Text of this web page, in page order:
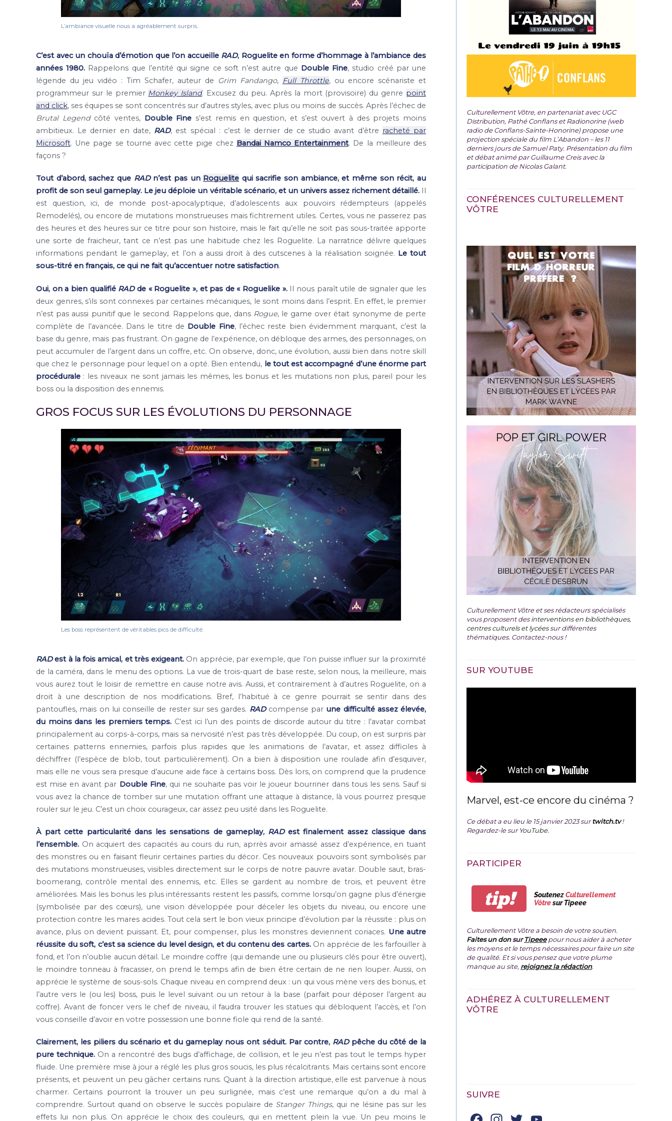
L’ambiance visuelle nous a agréablement surpris.
C’est avec un chouïa d’émotion que l’on accueille RAD, Roguelite en forme d’hommage à l’ambiance des
années 1980. Rappelons que l’entité qui signe ce soft n’est autre que Double Fine, studio créé par une
légende du jeu vidéo : Tim Schafer, auteur de
Grim Fandango, Full Throttle, ou encore scénariste et
programmeur sur le premier Monkey Island. Excusez du peu. Après la mort (provisoire) du genre point
and click, ses équipes se sont concentrés sur d’autres styles, avec plus ou moins de succès. Après l’échec de
Brutal Legend côté ventes, Double Fine s’est remis en question, et s’est ouvert à des projets moins
ambitieux. Le dernier en date, RAD, est spécial : c’est le dernier de ce studio avant d’être racheté par
Microsoft. Une page se tourne avec cette pige chez Bandai Namco Entertainment. De la meilleure des
façons ?
Tout d’abord, sachez que RADn’est pas un Roguelite qui sacrifie son ambiance, et même son récit, au
profit de son seul gameplay. Le jeu déploie un véritable scénario, et un univers assez richement détaillé.Il
est question, ici, de monde post-apocalyptique, d’adolescents aux pouvoirs rédempteurs (appelés
Remodelés), ou encore de mutations monstrueuses mais fichtrement utiles. Certes, vous ne passerez pas
des heures et des heures sur ce titre pour son histoire, mais le fait qu’elle ne soit pas sous-traitée apporte
une sorte de fraicheur, tant ce n’est pas une habitude chez les Roguelite. La narratrice délivre quelques
informations pendant le gameplay, et l’on a aussi droit à des cutscenes à la réalisation soignée. Le tout
sous-titré en français, ce qui ne fait qu’accentuer notre satisfaction.
Oui, on a bien qualifié RADde « Roguelite », et pas de « Roguelike ».Il nous paraît utile de signaler que les
deux genres, s’ils sont connexes par certaines mécaniques, le sont moins dans l’esprit. En effet, le premier
n’est pas aussi punitif que le second. Rappelons que, dans Rogue, le game over était synonyme de perte
complète de l’avancée. Dans le titre de Double Fine, l’échec reste bien évidemment marquant, c’est la
base du genre, mais pas frustrant. On gagne de l’expérience, on débloque des armes, des personnages, on
peut accumuler de l’argent dans un coffre, etc. On observe, donc, une évolution, aussi bien dans notre skill
que chez le personnage pour lequel on a opté. Bien entendu, le tout est accompagné d’une énorme part
procédurale : les niveaux ne sont jamais les mêmes, les bonus et les mutations non plus, pareil pour les
boss ou la disposition des ennemis.
GROS FOCUS SUR LES ÉVOLUTIONS DU PERSONNAGE
Les boss représentent de véritables pics de difficulté.
RADest à la fois amical, et très exigeant. On apprécie, par exemple, que l’on puisse influer sur la proximité
de la caméra, dans le menu des options. La vue de trois-quart de base reste, selon nous, la meilleure, mais
vous aurez tout le loisir de remettre en cause notre avis. Aussi, et contrairement à d’autres Roguelite, on a
droit à une description de nos modifications. Bref, l’habitué à ce genre pourrait se sentir dans des
pantoufles, mais on lui conseille de rester sur ses gardes. RADcompense par une difficulté assez élevée,
du moins dans les premiers temps. C’est ici l’un des points de discorde autour du titre : l’avatar combat
principalement au corps-à-corps, mais sa nervosité n’est pas très développée. Du coup, on est surpris par
certaines patterns ennemies, parfois plus rapides que les animations de l’avatar, et assez difficiles à
déchiffrer (l’espèce de blob, tout particulièrement). On a bien à disposition une roulade afin d’esquiver,
mais elle ne vous sera presque d’aucune aide face à certains boss. Dès lors, on comprend que la prudence
est mise en avant par Double Fine, qui ne souhaite pas voir le joueur bourriner dans tous les sens. Sauf si
vous avez la chance de tomber sur une mutation offrant une attaque à distance, là vous pourrez presque
rouler sur le jeu. C’est un choix courageux, car assez peu usité dans les Roguelite.
À part cette particularité dans les sensations de gameplay, RADest finalement assez classique dans
l’ensemble. On acquiert des capacités au cours du run, aprrès avoir amassé assez d’expérience, en tuant
des monstres ou en faisant fleurir certaines parties du décor. Ces nouveaux pouvoirs sont symbolisés par
des mutations monstrueuses, visibles directement sur le corps de notre pauvre avatar. Double saut, bras-
boomerang, contrôle mental des ennemis, etc. Elles se gardent au nombre de trois, et peuvent être
améliorées. Mais les bonus les plus intéressants restent les passifs, comme lorsqu’on gagne plus d’énergie
(symbolisée par des cœurs), une vision développée pour déceler les objets du niveau, ou encore une
protection contre les mares acides. Tout cela sert le bon vieux principe d’évolution par la réussite : plus on
avance, plus on devient puissant. Et, pour compenser, plus les monstres deviennent coriaces. Une autre
réussite du soft, c’est sa science du level design, et du contenu des cartes.On apprécie de les farfouiller à
fond, et l’on n’oublie aucun détail. Le moindre coffre (qui demande une ou plusieurs clés pour être ouvert),
le moindre tonneau à fracasser, on prend le temps afin de bien être certain de ne rien louper. Aussi, on
apprécie le système de sous-sols. Chaque niveau en comprend deux : un qui vous mène vers des bonus, et
l’autre vers le (ou les) boss, puis le level suivant ou un retour à la base (parfait pour déposer l’argent au
coffre). Avant de foncer vers le chef de niveau, il faudra trouver les statues qui débloquent l’accès, et l’on
vous conseille d’avoir en votre possession une bonne fiole qui rend de la santé.
Clairement, les piliers du scénario et du gameplay nous ont séduit. Par contre, RADpêche du côté de la
pure technique. On a rencontré des bugs d’affichage, de collision, et le jeu n’est pas tout le temps hyper
fluide. Une première mise à jour a réglé les plus gros soucis, les plus récalcitrants. Mais certains sont encore
présents, et peuvent un peu gâcher certains runs. Quant à la direction artistique, elle est parvenue à nous
charmer. Certains pourront la trouver un peu surlignée, mais c’est une remarque qu’on a du mal à
comprendre. Surtout quand on observe le succès populaire de Stanger Things, qui ne lésine pas sur les
effets lui non plus. On apprécie le choix des couleurs, qui en mettent plein la vue. Un peu moins le
Culturellement Vôtre, en partenariat avec UGC
Distribution, Pathé Conflans et Radionorine (web
radio de Conflans-Sainte-Honorine) propose une
projection spéciale du film L’Abandon – les 11
derniers jours de Samuel Paty. Présentation du film
et débat animé par Guillaume Creis avec la
participation de Nicolas Galant.
CONFÉRENCES CULTURELLEMENT
VÔTRE
Culturellement Vôtre et ses rédacteurs spécialisés
vous proposent desinterventions en bibliothèques,
centres culturels et lycéessur différentes
thématiques. Contactez-nous !
SUR YOUTUBE
Marvel, est-ce encore du cinéma ?
Ce débat a eu lieu le 15 janvier 2023 surtwitch.tv !
Regardez-le surYouTube.
PARTICIPER
tip! SoutenezCulturellement
Vôtresur Tipeee
Culturellement Vôtre a besoin de votre soutien.
Faites un donsurTipeeepour nous aider à acheter
les moyens et le temps nécessaires pour faire un site
de qualité. Et si vous pensez que votre plume
manque au site, rejoignez la rédaction.
ADHÉREZ À CULTURELLEMENT
VÔTRE
SUIVRE